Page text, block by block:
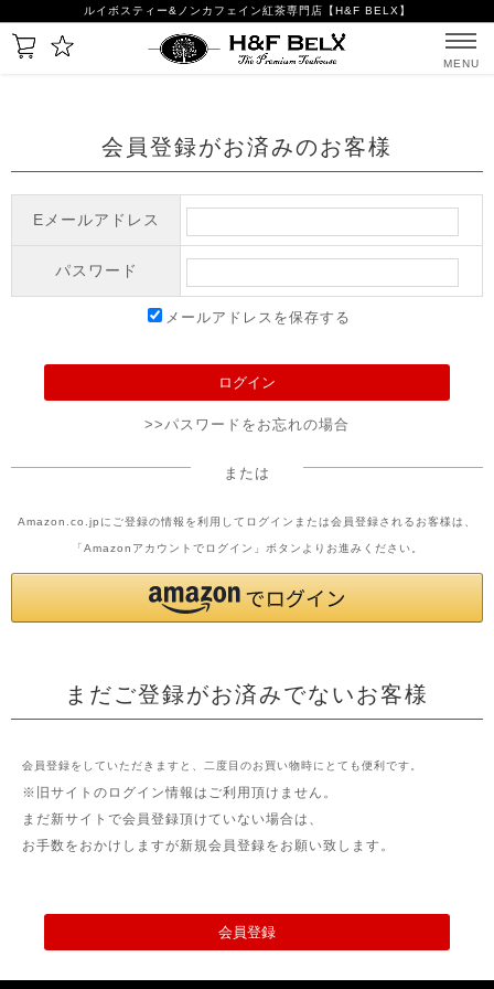
ルイボスティー&ノンカフェイン紅茶専門店【H&F BELX】
MENU
会員登録がお済みのお客様
Eメールアドレス
パスワード
メールアドレスを保存する
>>パスワードをお忘れの場合
または
Amazon.co.jpにご登録の情報を利用してログインまたは会員登録されるお客様は、
「Amazonアカウントでログイン」ボタンよりお進みください。
まだご登録がお済みでないお客様
会員登録をしていただきますと、二度目のお買い物時にとても便利です。
※旧サイトのログイン情報はご利用頂けません。
まだ新サイトで会員登録頂けていない場合は、
お手数をおかけしますが新規会員登録をお願い致します。